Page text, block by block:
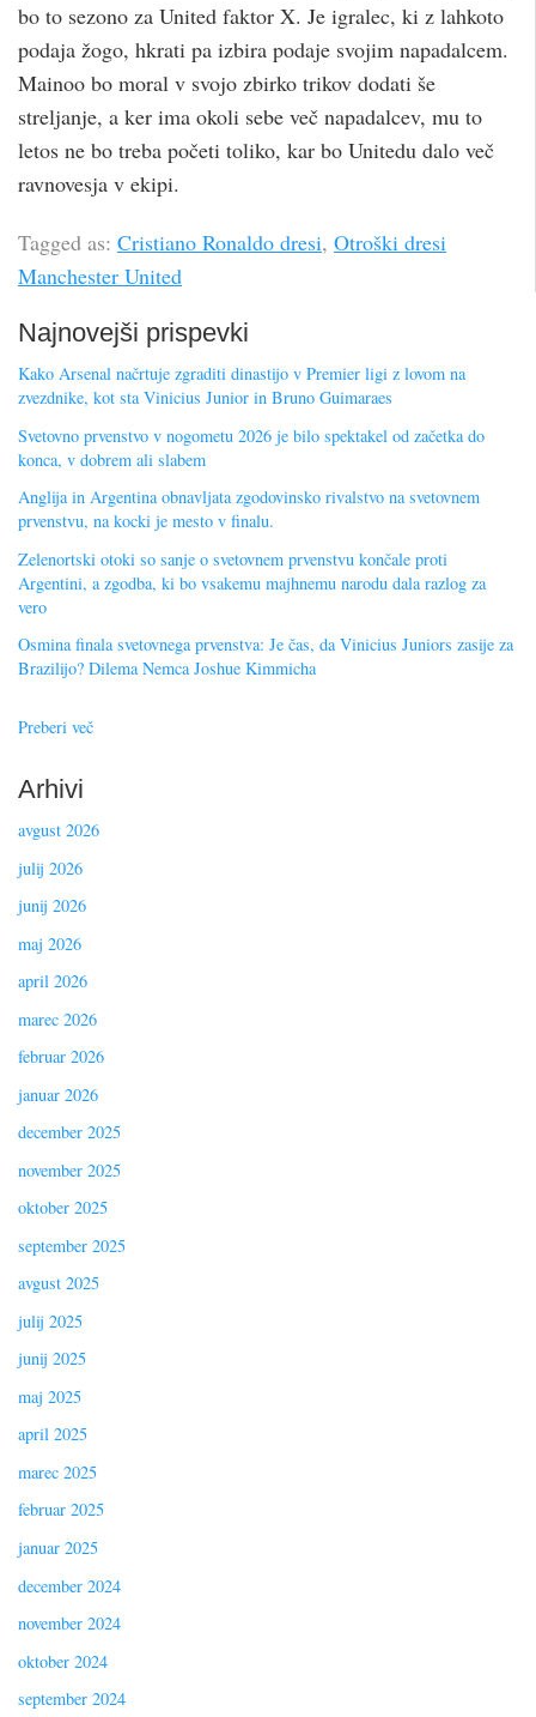
bo to sezono za United faktor X. Je igralec, ki z lahkoto
podaja žogo, hkrati pa izbira podaje svojim napadalcem.
Mainoo bo moral v svojo zbirko trikov dodati še
streljanje, a ker ima okoli sebe več napadalcev, mu to
letos ne bo treba početi toliko, kar bo Unitedu dalo več
ravnovesja v ekipi.
Tagged as: Cristiano Ronaldo dresi, Otroški dresi
Manchester United
Najnovejši prispevki
Kako Arsenal načrtuje zgraditi dinastijo v Premier ligi z lovom na
zvezdnike, kot sta Vinicius Junior in Bruno Guimaraes
Svetovno prvenstvo v nogometu 2026 je bilo spektakel od začetka do
konca, v dobrem ali slabem
Anglija in Argentina obnavljata zgodovinsko rivalstvo na svetovnem
prvenstvu, na kocki je mesto v finalu.
Zelenortski otoki so sanje o svetovnem prvenstvu končale proti
Argentini, a zgodba, ki bo vsakemu majhnemu narodu dala razlog za
vero
Osmina finala svetovnega prvenstva: Je čas, da Vinicius Juniors zasije za
Brazilijo? Dilema Nemca Joshue Kimmicha
Preberi več
Arhivi
avgust 2026
julij 2026
junij 2026
maj 2026
april 2026
marec 2026
februar 2026
januar 2026
december 2025
november 2025
oktober 2025
september 2025
avgust 2025
julij 2025
junij 2025
maj 2025
april 2025
marec 2025
februar 2025
januar 2025
december 2024
november 2024
oktober 2024
september 2024